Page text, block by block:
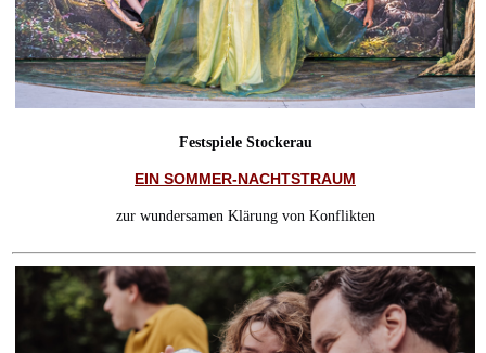
Festspiele Stockerau
EIN SOMMER-NACHTSTRAUM
zur wundersamen Klärung von Konflikten